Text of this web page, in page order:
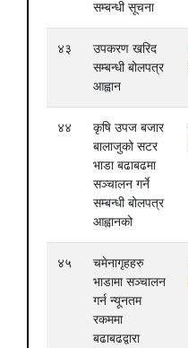
सम्बन्धी सूचना
४३
उपकरण खरिद
सम्बन्धी बोलपत्र
आह्वान
४४
कृषि उपज बजार
बालाजुको सटर
भाडा बढाबढमा
सञ्चालन गर्ने
सम्बन्धी बोलपत्र
आह्वानको
४५
चमेनागृहहरु
भाडामा सञ्चालन
गर्न न्यूनतम
रकममा
बढाबढद्वारा